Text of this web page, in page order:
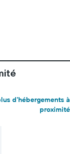
d'hébergements à
proximité